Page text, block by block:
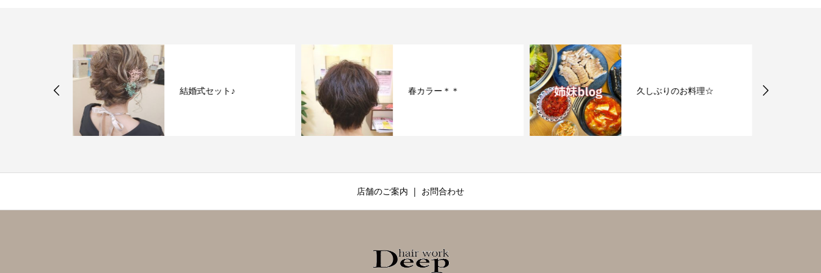
結婚式セット♪ 春カラー＊＊ 久しぶりのお料理☆
店舗のご案内 お問合わせ